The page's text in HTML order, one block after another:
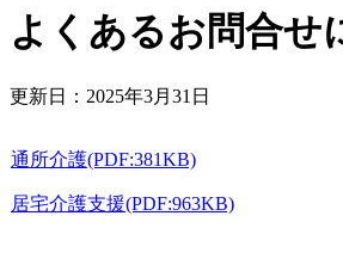
よくあるお問合せ
更新日：2025年3月31日
通所介護(PDF:381KB)
居宅介護支援(PDF:963KB)